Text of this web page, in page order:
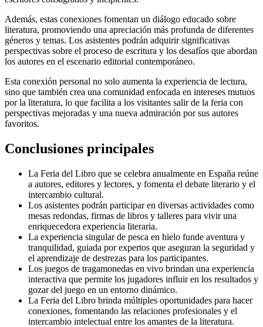
Además, estas conexiones fomentan un diálogo educado sobre
literatura, promoviendo una apreciación más profunda de diferentes
géneros y temas. Los asistentes podrán adquirir significativas
perspectivas sobre el proceso de escritura y los desafíos que abordan
los autores en el escenario editorial contemporáneo.
Esta conexión personal no solo aumenta la experiencia de lectura,
sino que también crea una comunidad enfocada en intereses mutuos
por la literatura, lo que facilita a los visitantes salir de la feria con
perspectivas mejoradas y una nueva admiración por sus autores
favoritos.
Conclusiones principales
La Feria del Libro que se celebra anualmente en España reúne
a autores, editores y lectores, y fomenta el debate literario y el
intercambio cultural.
Los asistentes podrán participar en diversas actividades como
mesas redondas, firmas de libros y talleres para vivir una
enriquecedora experiencia literaria.
La experiencia singular de pesca en hielo funde aventura y
tranquilidad, guiada por expertos que aseguran la seguridad y
el aprendizaje de destrezas para los participantes.
Los juegos de tragamonedas en vivo brindan una experiencia
interactiva que permite los jugadores influir en los resultados y
gozar del juego en un entorno dinámico.
La Feria del Libro brinda múltiples oportunidades para hacer
conexiones, fomentando las relaciones profesionales y el
intercambio intelectual entre los amantes de la literatura.